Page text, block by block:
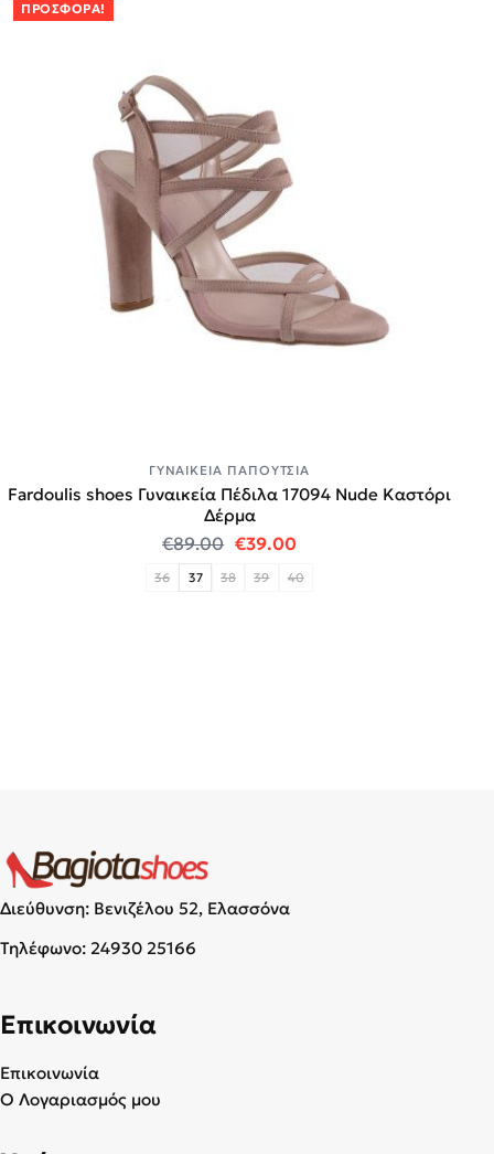
ΠΡΟΣΦΟΡΆ!
ΓΥΝΑΙΚΕΊΑ ΠΑΠΟΎΤΣΙΑ
Fardoulis shoes Γυναικεία Πέδιλα 17094 Nude Καστόρι
Δέρμα
€89.00 Original price was: €89.00.
€39.00Η τρέχουσα τιμή
36 37 38 39 40
Διεύθυνση: Βενιζέλου 52, Ελασσόνα
Τηλέφωνο: 24930 25166
Επικοινωνία
Επικοινωνία
Ο Λογαριασμός μου